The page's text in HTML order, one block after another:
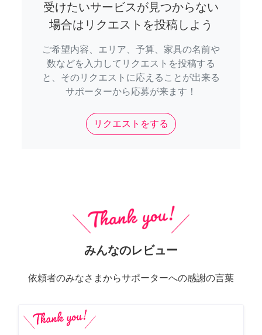
受けたいサービスが見つからない
場合はリクエストを投稿しよう
ご希望内容、エリア、予算、家具の名前や
数などを入力してリクエストを投稿する
と、そのリクエストに応えることが出来る
サポーターから応募が来ます！
リクエストをする
みんなのレビュー
依頼者のみなさまからサポーターへの感謝の言葉